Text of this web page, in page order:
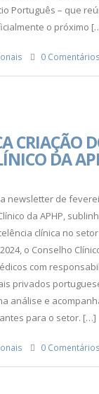
Português – que
o próximo
0 Comentários
CRIAÇÃO
DA
newsletter de
da APHP,
clínica no
o Conselho
com
privados
análise e
para o setor. […]
0 Comentários